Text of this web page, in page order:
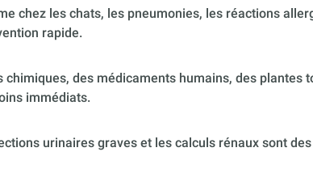
chez les chats, les pneumonies, les réactions
rapide.
des médicaments humains, des plantes
immédiats.
urinaires graves et les calculs rénaux sont